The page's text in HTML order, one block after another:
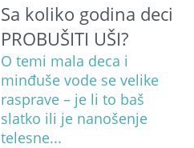
Sa koliko godina deci
PROBUŠITI UŠI?
O temi mala deca i
minđuše vode se velike
rasprave – je li to baš
slatko ili je nanošenje
telesne...